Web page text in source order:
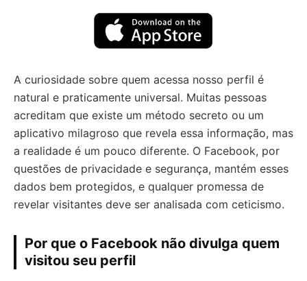
A curiosidade sobre quem acessa nosso perfil é
natural e praticamente universal. Muitas pessoas
acreditam que existe um método secreto ou um
aplicativo milagroso que revela essa informação, mas
a realidade é um pouco diferente. O Facebook, por
questões de privacidade e segurança, mantém esses
dados bem protegidos, e qualquer promessa de
revelar visitantes deve ser analisada com ceticismo.
Por que o Facebook não divulga quem
visitou seu perfil